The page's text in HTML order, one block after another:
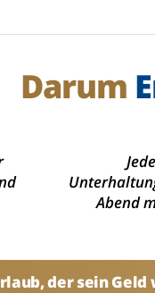
Darum
Abend
der sein